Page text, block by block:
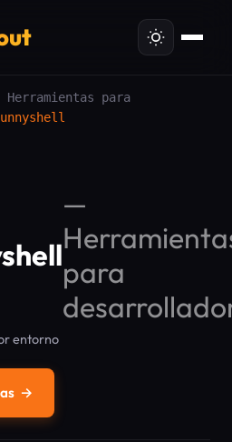
Herramientas para
—
para
entorno
→